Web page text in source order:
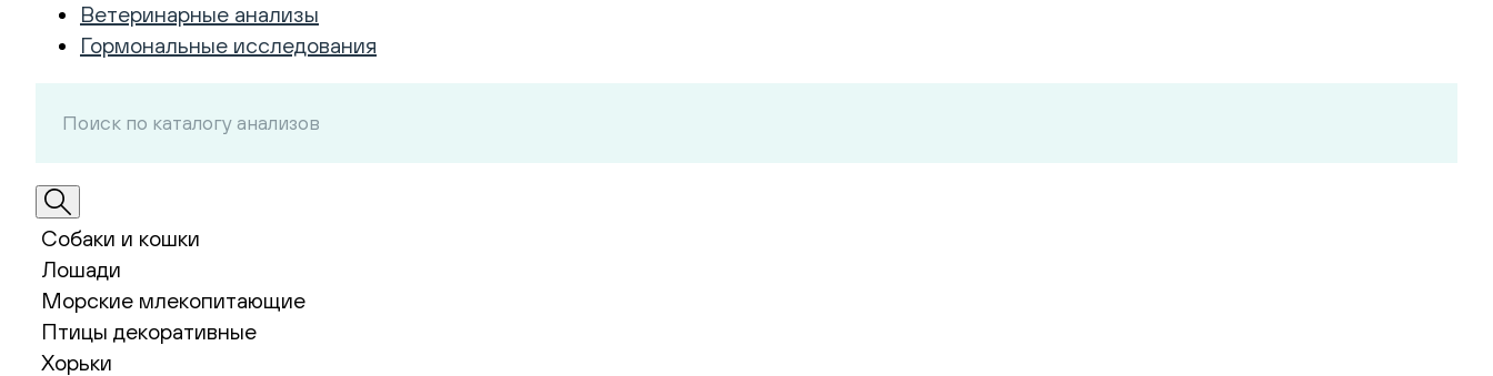
Ветеринарные анализы
Гормональные исследования
Собаки и кошки
Лошади
Морские млекопитающие
Птицы декоративные
Хорьки